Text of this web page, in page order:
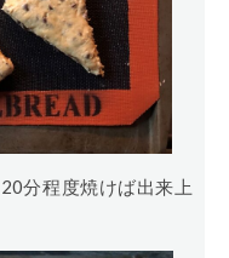
分程度焼けば出来上